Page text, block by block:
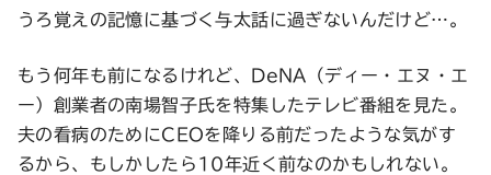
うろ覚えの記憶に基づく与太話に過ぎないんだけど…。
もう何年も前になるけれど、DeNA（ディー・エヌ・エ
ー）創業者の南場智子氏を特集したテレビ番組を見た。
夫の看病のためにCEOを降りる前だったような気がす
るから、もしかしたら10年近く前なのかもしれない。